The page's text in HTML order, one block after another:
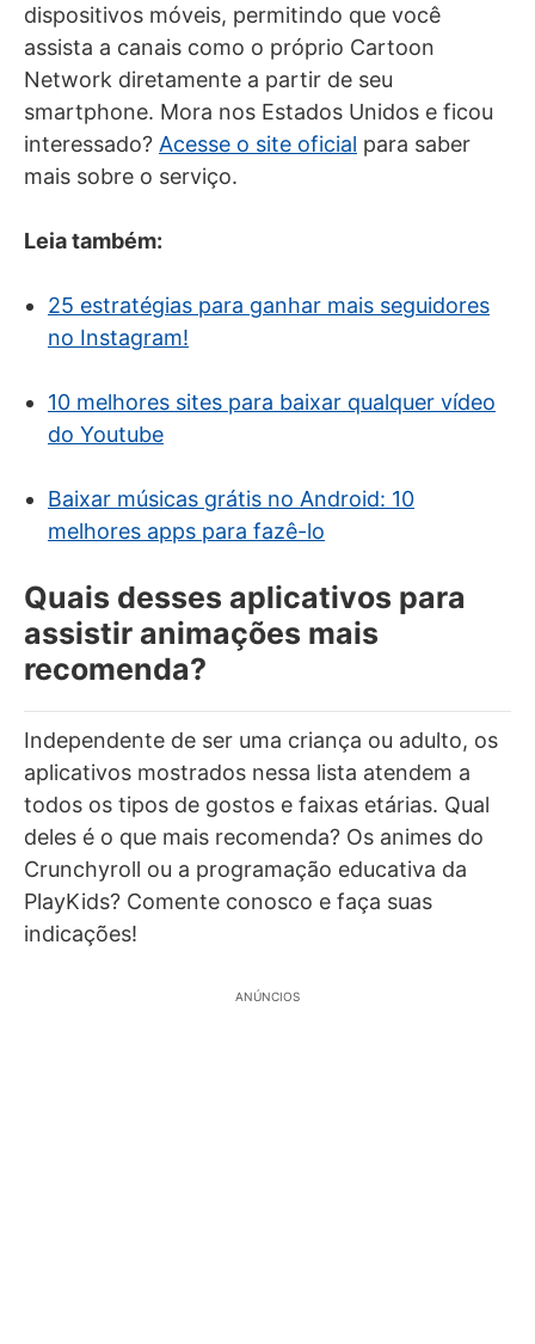
dispositivos móveis, permitindo que você
assista a canais como o próprio Cartoon
Network diretamente a partir de seu
smartphone. Mora nos Estados Unidos e ficou
interessado? Acesse o site oficial para saber
mais sobre o serviço.
Leia também:
25 estratégias para ganhar mais seguidores
no Instagram!
10 melhores sites para baixar qualquer vídeo
do Youtube
Baixar músicas grátis no Android: 10
melhores apps para fazê-lo
Quais desses aplicativos para
assistir animações mais
recomenda?
Independente de ser uma criança ou adulto, os
aplicativos mostrados nessa lista atendem a
todos os tipos de gostos e faixas etárias. Qual
deles é o que mais recomenda? Os animes do
Crunchyroll ou a programação educativa da
PlayKids? Comente conosco e faça suas
indicações!
ANÚNCIOS